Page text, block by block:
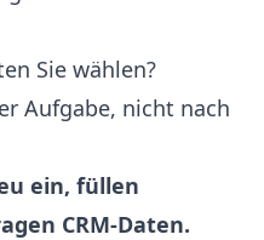
Sie wählen?
Aufgabe, nicht nach
ein, füllen
CRM-Daten.